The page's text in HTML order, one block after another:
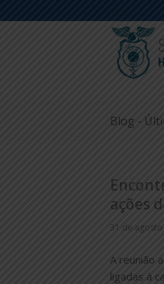
Blog -
ações
31 de
A reunião
ligadas à